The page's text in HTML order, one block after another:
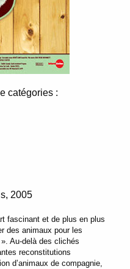
catégories :
2005
fascinant et de plus en plus
des animaux pour les
Au-delà des clichés
reconstitutions
d’animaux de compagnie,